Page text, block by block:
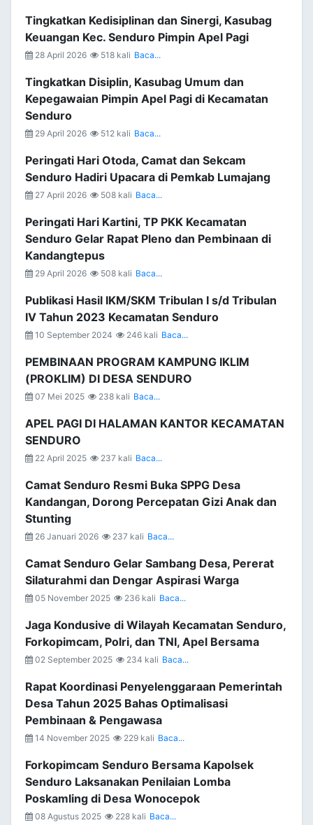
Tingkatkan Kedisiplinan dan Sinergi, Kasubag
Keuangan Kec. Senduro Pimpin Apel Pagi
28 April 2026 518 kali Baca...
Tingkatkan Disiplin, Kasubag Umum dan
Kepegawaian Pimpin Apel Pagi di Kecamatan
Senduro
29 April 2026 512 kali Baca...
Peringati Hari Otoda, Camat dan Sekcam
Senduro Hadiri Upacara di Pemkab Lumajang
27 April 2026 508 kali Baca...
Peringati Hari Kartini, TP PKK Kecamatan
Senduro Gelar Rapat Pleno dan Pembinaan di
Kandangtepus
29 April 2026 508 kali Baca...
Publikasi Hasil IKM/SKM Tribulan I s/d Tribulan
IV Tahun 2023 Kecamatan Senduro
10 September 2024 246 kali Baca...
PEMBINAAN PROGRAM KAMPUNG IKLIM
(PROKLIM) DI DESA SENDURO
07 Mei 2025 238 kali Baca...
APEL PAGI DI HALAMAN KANTOR KECAMATAN
SENDURO
22 April 2025 237 kali Baca...
Camat Senduro Resmi Buka SPPG Desa
Kandangan, Dorong Percepatan Gizi Anak dan
Stunting
26 Januari 2026 237 kali Baca...
Camat Senduro Gelar Sambang Desa, Pererat
Silaturahmi dan Dengar Aspirasi Warga
05 November 2025 236 kali Baca...
Jaga Kondusive di Wilayah Kecamatan Senduro,
Forkopimcam, Polri, dan TNI, Apel Bersama
02 September 2025 234 kali Baca...
Rapat Koordinasi Penyelenggaraan Pemerintah
Desa Tahun 2025 Bahas Optimalisasi
Pembinaan & Pengawasa
14 November 2025 229 kali Baca...
Forkopimcam Senduro Bersama Kapolsek
Senduro Laksanakan Penilaian Lomba
Poskamling di Desa Wonocepok
08 Agustus 2025 228 kali Baca...